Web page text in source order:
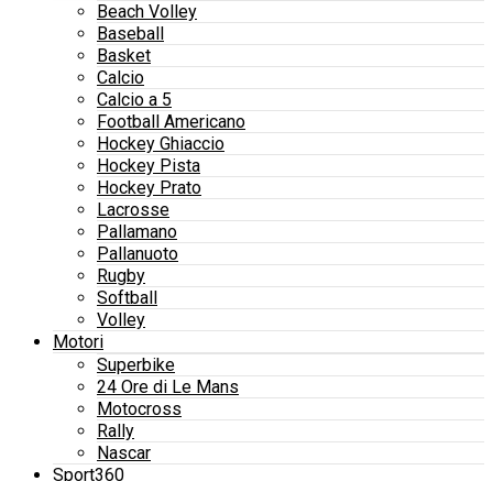
Beach Volley
Baseball
Basket
Calcio
Calcio a 5
Football Americano
Hockey Ghiaccio
Hockey Pista
Hockey Prato
Lacrosse
Pallamano
Pallanuoto
Rugby
Softball
Volley
Motori
Superbike
24 Ore di Le Mans
Motocross
Rally
Nascar
Sport360